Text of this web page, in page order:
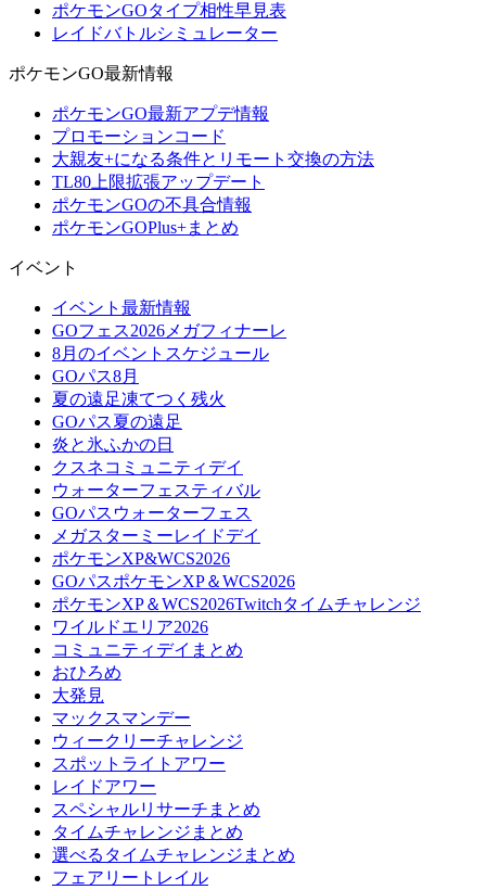
ポケモンGOタイプ相性早見表
レイドバトルシミュレーター
ポケモンGO最新情報
ポケモンGO最新アプデ情報
プロモーションコード
大親友+になる条件とリモート交換の方法
TL80上限拡張アップデート
ポケモンGOの不具合情報
ポケモンGOPlus+まとめ
イベント
イベント最新情報
GOフェス2026メガフィナーレ
8月のイベントスケジュール
GOパス8月
夏の遠足凍てつく残火
GOパス夏の遠足
炎と氷ふかの日
クスネコミュニティデイ
ウォーターフェスティバル
GOパスウォーターフェス
メガスターミーレイドデイ
ポケモンXP&WCS2026
GOパスポケモンXP＆WCS2026
ポケモンXP＆WCS2026Twitchタイムチャレンジ
ワイルドエリア2026
コミュニティデイまとめ
おひろめ
大発見
マックスマンデー
ウィークリーチャレンジ
スポットライトアワー
レイドアワー
スペシャルリサーチまとめ
タイムチャレンジまとめ
選べるタイムチャレンジまとめ
フェアリートレイル